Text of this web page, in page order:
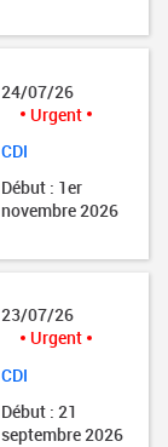
24/07/26
Urgent
CDI
Début : 1er
novembre 2026
23/07/26
Urgent
CDI
Début : 21
septembre 2026